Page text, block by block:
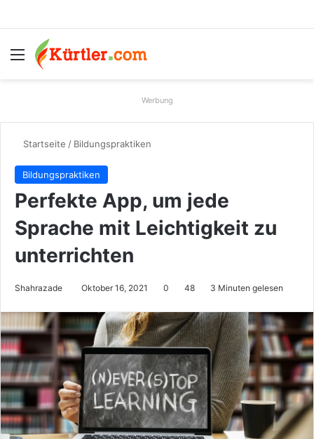
Menü
Werbung
Startseite / Bildungspraktiken
Bildungspraktiken
Perfekte App, um jede
Sprache mit Leichtigkeit zu
unterrichten
Shahrazade Oktober 16, 2021 0 48 3 Minuten gelesen